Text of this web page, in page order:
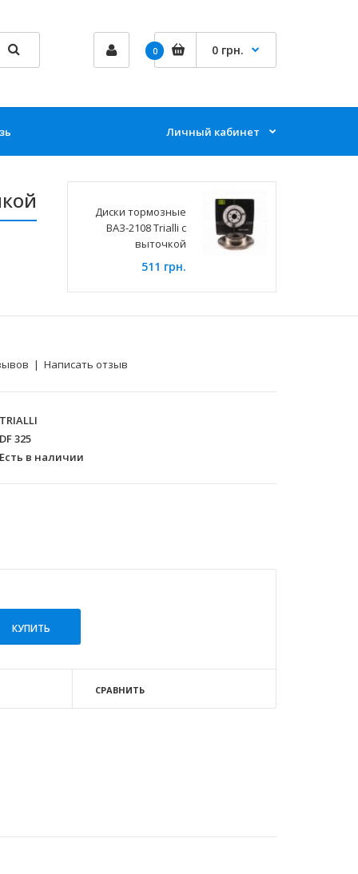
0 0 грн.
Личный кабинет
Диски тормозные
ВАЗ-2108 Trialli с
выточкой
511 грн.
| Написать отзыв
TRIALLI
DF 325
Есть в наличии
СРАВНИТЬ